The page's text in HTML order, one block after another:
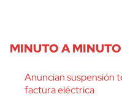
MINUTO A MINUTO
Anuncian suspensión
factura eléctrica